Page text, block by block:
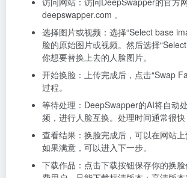
deepswapper.com 。
选择图片或视频：选择“Select base
脸的原始图片或视频。然后选择
你想要替换上去的人脸图片。
开始换脸：上传完成后，点击“Swap
过程。
等待处理：DeepSwapper的AI将自动
频，进行人脸互换。处理时间通常很快
查看结果：换脸完成后，可以在网站上
如果满意，可以进入下一步。
下载作品：点击下载按钮保存你的换